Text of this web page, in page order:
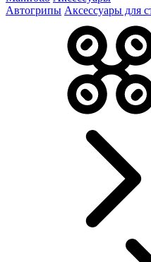
Автогрипы Аксессуары для